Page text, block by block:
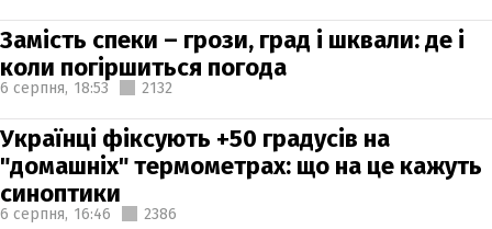
Замість спеки – грози, град і шквали: де і
коли погіршиться погода
6 серпня, 18:53 2132
Українці фіксують +50 градусів на
"домашніх" термометрах: що на це кажуть
синоптики
6 серпня, 16:46 2386